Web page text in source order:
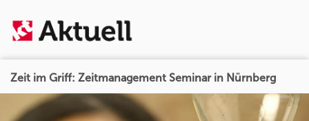
Zeit im Griff: Zeitmanagement Seminar in Nürnberg